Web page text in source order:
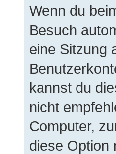
Wenn du
Besuch
eine Sitzung
kannst du
nicht
Computer,
diese Option